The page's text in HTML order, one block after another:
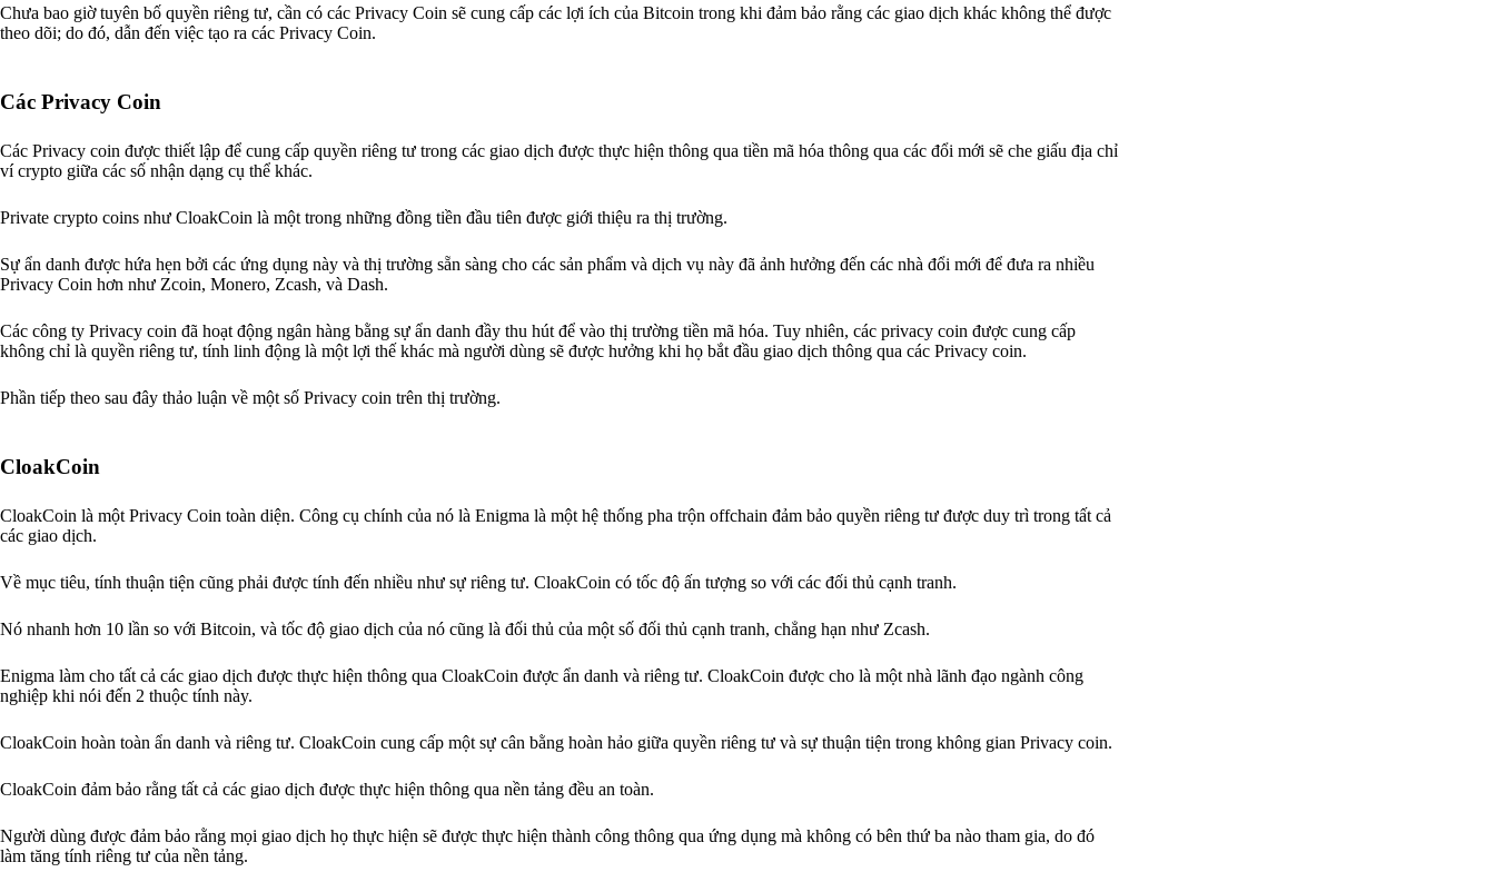
Chưa bao giờ tuyên bố quyền riêng tư, cần có các Privacy Coin sẽ cung cấp các lợi ích của Bitcoin trong khi đảm bảo rằng các giao dịch khác không thể được
theo dõi; do đó, dẫn đến việc tạo ra các Privacy Coin.
Các Privacy Coin
Các Privacy coin được thiết lập để cung cấp quyền riêng tư trong các giao dịch được thực hiện thông qua tiền mã hóa thông qua các đổi mới sẽ che giấu địa chỉ
ví crypto giữa các số nhận dạng cụ thể khác.
Private crypto coins như CloakCoin là một trong những đồng tiền đầu tiên được giới thiệu ra thị trường.
Sự ẩn danh được hứa hẹn bởi các ứng dụng này và thị trường sẵn sàng cho các sản phẩm và dịch vụ này đã ảnh hưởng đến các nhà đổi mới để đưa ra nhiều
Privacy Coin hơn như Zcoin, Monero, Zcash, và Dash.
Các công ty Privacy coin đã hoạt động ngân hàng bằng sự ẩn danh đầy thu hút để vào thị trường tiền mã hóa. Tuy nhiên, các privacy coin được cung cấp
không chỉ là quyền riêng tư, tính linh động là một lợi thế khác mà người dùng sẽ được hưởng khi họ bắt đầu giao dịch thông qua các Privacy coin.
Phần tiếp theo sau đây thảo luận về một số Privacy coin trên thị trường.
CloakCoin
CloakCoin là một Privacy Coin toàn diện. Công cụ chính của nó là Enigma là một hệ thống pha trộn offchain đảm bảo quyền riêng tư được duy trì trong tất cả
các giao dịch.
Về mục tiêu, tính thuận tiện cũng phải được tính đến nhiều như sự riêng tư. CloakCoin có tốc độ ấn tượng so với các đối thủ cạnh tranh.
Nó nhanh hơn 10 lần so với Bitcoin, và tốc độ giao dịch của nó cũng là đối thủ của một số đối thủ cạnh tranh, chẳng hạn như Zcash.
Enigma làm cho tất cả các giao dịch được thực hiện thông qua CloakCoin được ẩn danh và riêng tư. CloakCoin được cho là một nhà lãnh đạo ngành công
nghiệp khi nói đến 2 thuộc tính này.
CloakCoin hoàn toàn ẩn danh và riêng tư. CloakCoin cung cấp một sự cân bằng hoàn hảo giữa quyền riêng tư và sự thuận tiện trong không gian Privacy coin.
CloakCoin đảm bảo rằng tất cả các giao dịch được thực hiện thông qua nền tảng đều an toàn.
Người dùng được đảm bảo rằng mọi giao dịch họ thực hiện sẽ được thực hiện thành công thông qua ứng dụng mà không có bên thứ ba nào tham gia, do đó
làm tăng tính riêng tư của nền tảng.